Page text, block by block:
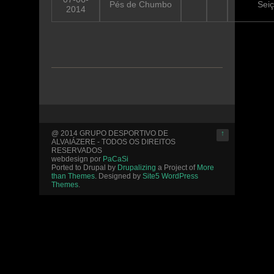
2014
Pés de Chumbo
↑
@ 2014 GRUPO DESPORTIVO DE
ALVAIÁZERE - TODOS OS DIREITOS
RESERVADOS
webdesign por PaCaSi
Ported to Drupal by Drupalizing a Project of More
than Themes. Designed by Site5 WordPress
Themes.